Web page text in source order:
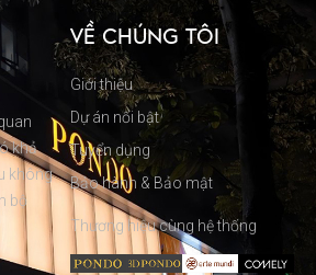
khả
không
bộ
VỀ CHÚNG TÔI
Giới thiệu
Dự án nổi bật
Tuyển dụng
Bảo hành & Bảo mật
Thương hiệu cùng hệ thống